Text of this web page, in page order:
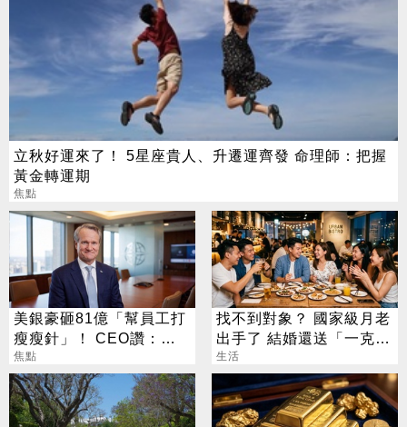
立秋好運來了！ 5星座貴人、升遷運齊發 命理師：把握
黃金轉運期
焦點
美銀豪砸81億「幫員工打
瘦瘦針」！ CEO讚：一
項值得的投資
焦點
找不到對象？ 國家級月老
出手了 結婚還送「一克拉
鑽戒」
生活